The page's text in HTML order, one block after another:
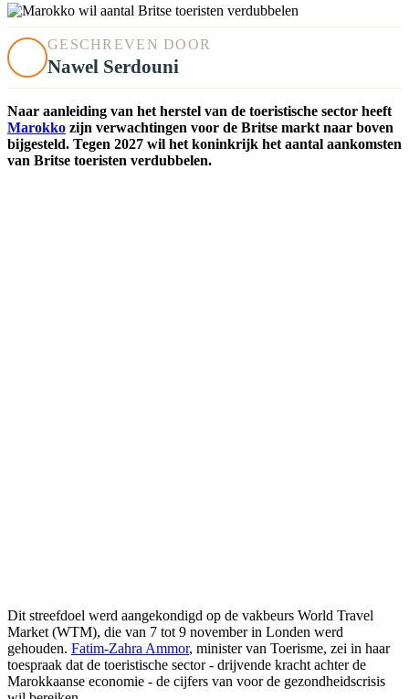
GESCHREVEN DOOR
Nawel Serdouni
Naar aanleiding van het herstel van de toeristische sector heeft
Marokko zijn verwachtingen voor de Britse markt naar boven
bijgesteld. Tegen 2027 wil het koninkrijk het aantal aankomsten
van Britse toeristen verdubbelen.
Dit streefdoel werd aangekondigd op de vakbeurs World Travel
Market (WTM), die van 7 tot 9 november in Londen werd
gehouden. Fatim-Zahra Ammor, minister van Toerisme, zei in haar
toespraak dat de toeristische sector - drijvende kracht achter de
Marokkaanse economie - de cijfers van voor de gezondheidscrisis